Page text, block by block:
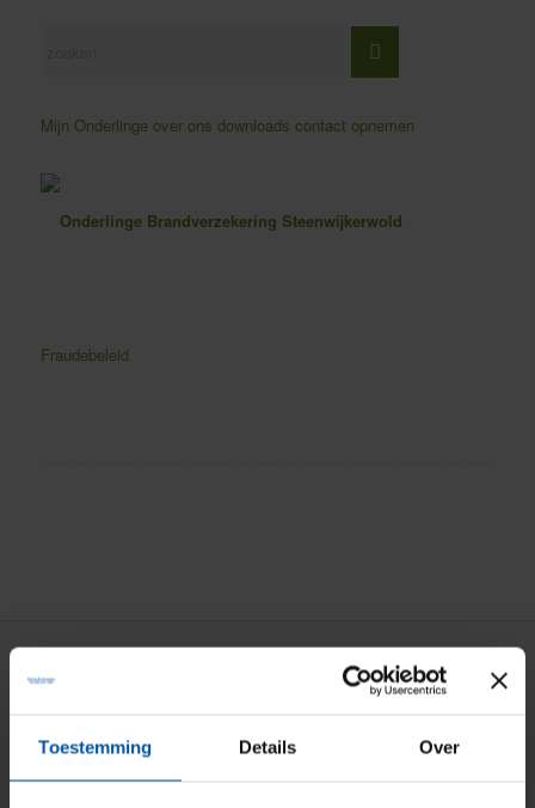
Toestemming Details Over
Mijn Onderlinge over ons downloads contact opnemen
Fraudebeleid
Aansprakelijkheid
Auto